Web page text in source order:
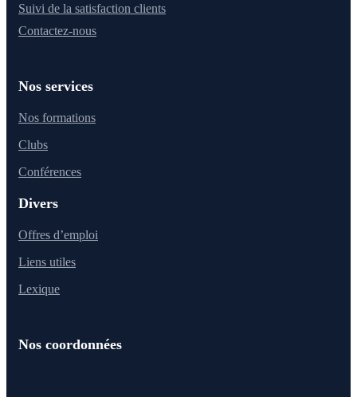
Suivi de la satisfaction clients
Contactez-nous
Nos services
Nos formations
Clubs
Conférences
Divers
Offres d’emploi
Liens utiles
Lexique
Nos coordonnées